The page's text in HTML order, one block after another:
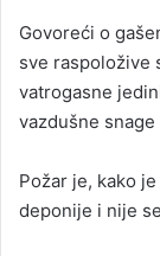
Govoreći o
sve raspoložive
vatrogasne
vazdušne
Požar je, kako
deponije i nije